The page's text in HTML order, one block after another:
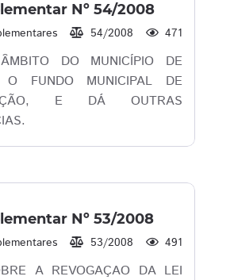
Nº 54/2008
54/2008 471
DO MUNICÍPIO DE
O FUNDO MUNICIPAL DE
E DÁ OUTRAS
Nº 53/2008
53/2008 491
A REVOGAÇAO DA LEI